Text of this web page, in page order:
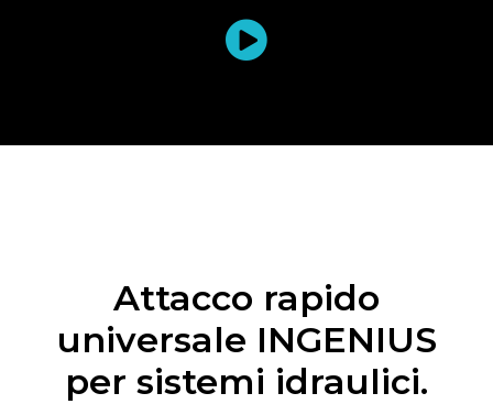
Attacco rapido
universale INGENIUS
per sistemi idraulici.